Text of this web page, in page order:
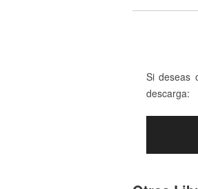
Si deseas
descarga: